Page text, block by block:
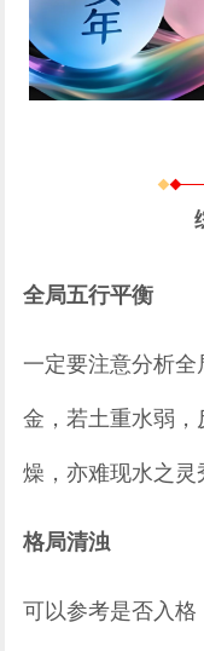
全局五行平衡
一定要注意分析
金，若土重水弱
燥，亦难现水之灵
格局清浊
可以参考是否入